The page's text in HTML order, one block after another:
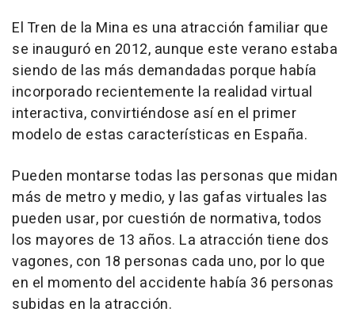
El Tren de la Mina es una atracción familiar que
se inauguró en 2012, aunque este verano estaba
siendo de las más demandadas porque había
incorporado recientemente la realidad virtual
interactiva, convirtiéndose así en el primer
modelo de estas características en España.
Pueden montarse todas las personas que midan
más de metro y medio, y las gafas virtuales las
pueden usar, por cuestión de normativa, todos
los mayores de 13 años. La atracción tiene dos
vagones, con 18 personas cada uno, por lo que
en el momento del accidente había 36 personas
subidas en la atracción.